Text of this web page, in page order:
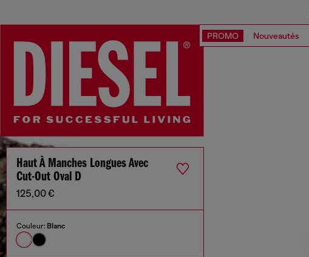
PROMO Nouveautés
Haut À Manches Longues Avec
Cut-Out Oval D
125,00 €
Couleur: Blanc